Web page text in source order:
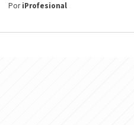
PoriProfesional